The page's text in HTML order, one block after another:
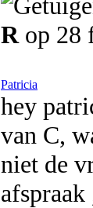
R op 28
Patricia
hey
van C,
niet de